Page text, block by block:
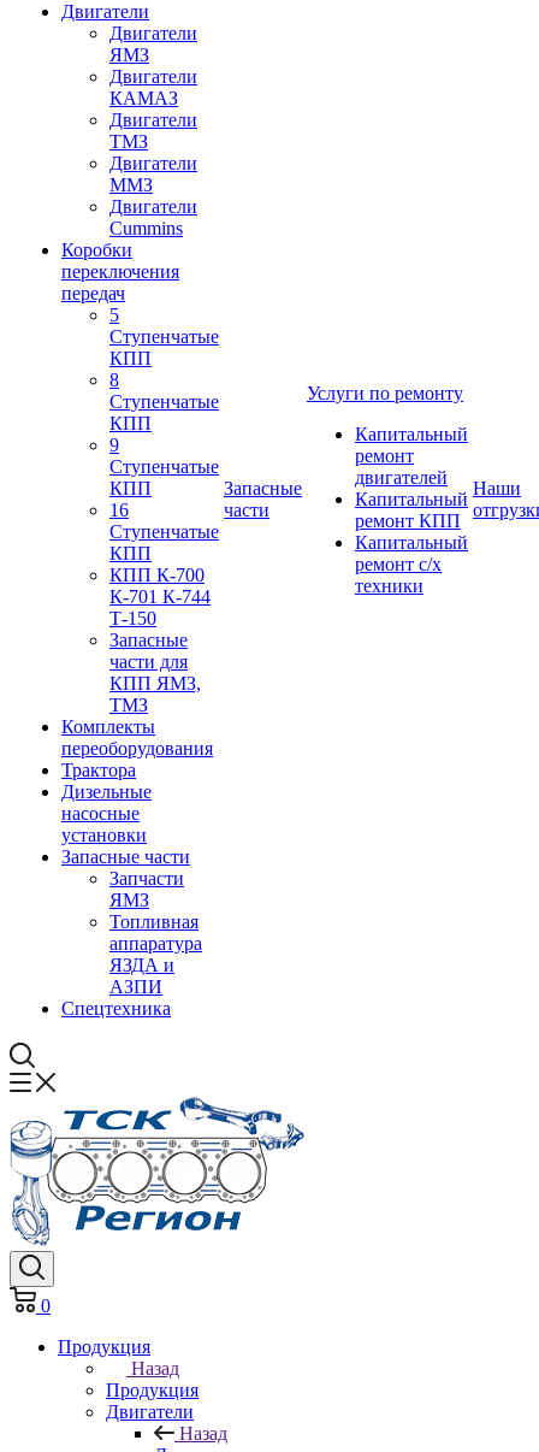
Двигатели
Двигатели
ЯМЗ
Двигатели
КАМАЗ
Двигатели
ТМЗ
Двигатели
ММЗ
Двигатели
Cummins
Коробки
переключения
передач
5
Ступенчатые
КПП
8
Ступенчатые
КПП
9
Ступенчатые
КПП
16
Ступенчатые
КПП
КПП К-700
К-701 К-744
Т-150
Запасные
части для
КПП ЯМЗ,
ТМЗ
Комплекты
переоборудования
Трактора
Дизельные
насосные
установки
Запасные части
Запчасти
ЯМЗ
Топливная
аппаратура
ЯЗДА и
АЗПИ
Спецтехника
Запасные
части
Услуги по ремонту
Капитальный
ремонт
двигателей
Капитальный
ремонт КПП
Капитальный
ремонт с/х
техники
Наши
0
Продукция
Назад
Продукция
Двигатели
Назад